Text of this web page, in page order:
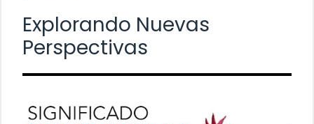
Explorando Nuevas
Perspectivas